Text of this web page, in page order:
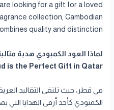
looking for a gift for a loved
collection, Cambodian
quality and distinction.
is the Perfect Gift in Qatar
في قطر، حيث تلتقي التقاليد
الكمبودي كأحد أرقى الهدايا